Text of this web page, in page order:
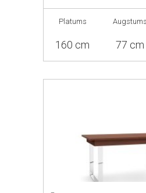
Platums
160 cm
Augstums
77 cm